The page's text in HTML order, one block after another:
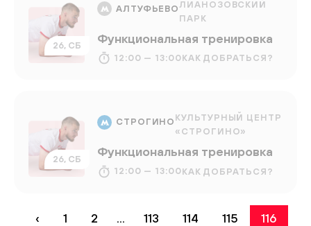
26, СБ
АЛТУФЬЕВОЛИАНОЗОВСКИЙ
ПАРК
Функциональная тренировка
12:00 — 13:00КАК ДОБРАТЬСЯ?
26, СБ
СТРОГИНО КУЛЬТУРНЫЙ ЦЕНТР
«СТРОГИНО»
Функциональная тренировка
12:00 — 13:00КАК ДОБРАТЬСЯ?
‹ 1 2 ... 113 114 115
116